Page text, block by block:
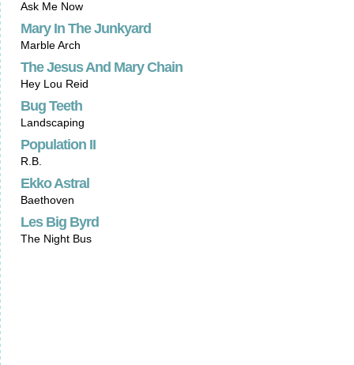
Ask Me Now
Mary In The Junkyard
Marble Arch
The Jesus And Mary Chain
Hey Lou Reid
Bug Teeth
Landscaping
Population II
R.B.
Ekko Astral
Baethoven
Les Big Byrd
The Night Bus